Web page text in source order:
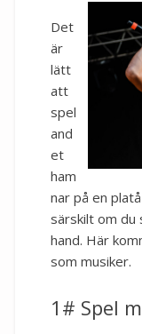
Det
är
lätt
att
spel
and
et
ham
nar på en
särskilt om du
hand. Här
som musiker.
1# Spel